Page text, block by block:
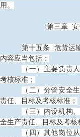
用。
第三章 安
第十五条
危货运
内容应当包括：
（一）主要负责
考核标准；
（二）分管安全
责任、目标及考核标准；
（三）内设机构
全生产责任、目标及考核
（四）其他岗位